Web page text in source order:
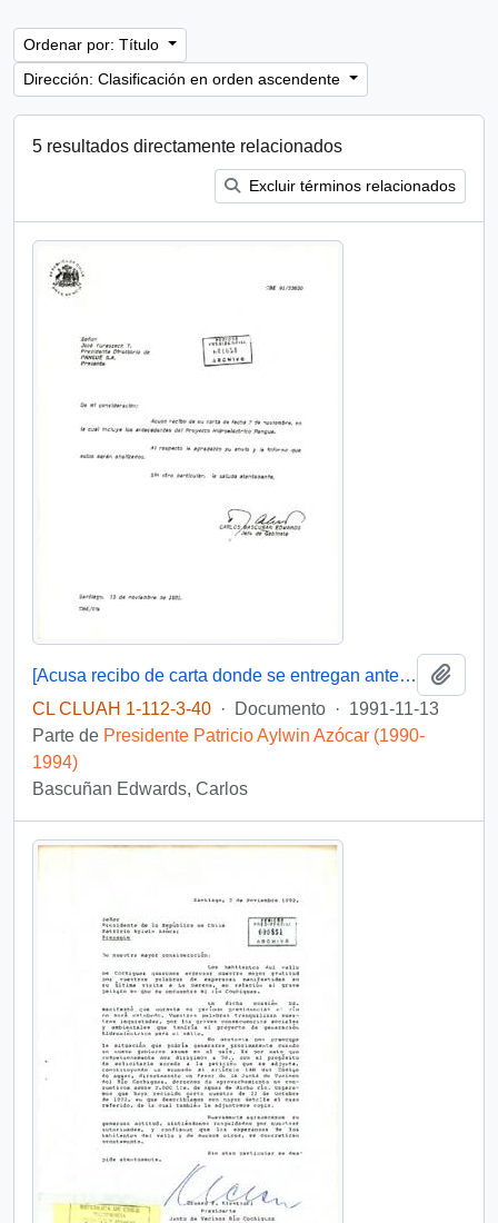
Ordenar por: Título
Dirección: Clasificación en orden ascendente
5 resultados directamente relacionados
Excluir términos relacionados
[Acusa recibo de carta donde se entregan antecedentes del Proyecto Hidroeléctrico Pangue]
CL CLUAH 1-112-3-40 · Documento · 1991-11-13
Parte de Presidente Patricio Aylwin Azócar (1990-
1994)
Bascuñan Edwards, Carlos